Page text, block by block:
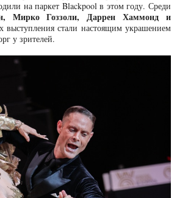
на паркет Blackpool в этом году. Среди
Мирко Гоззоли, Даррен Хаммонд и
выступления стали настоящим украшением
у зрителей.